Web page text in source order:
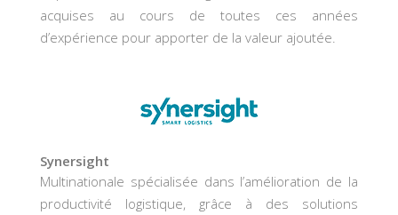
acquises au cours de toutes ces années
d’expérience pour apporter de la valeur ajoutée.
Synersight
Multinationale spécialisée dans l’amélioration de la
productivité logistique, grâce à des solutions